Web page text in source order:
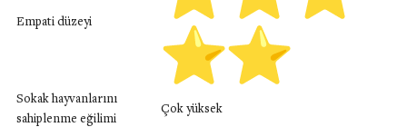
Empati düzeyi
Sokak hayvanlarını
sahiplenme eğilimi
Çok yüksek